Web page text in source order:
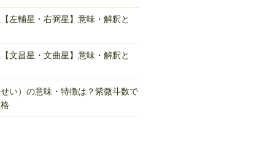
左輔星・右弼星】意味・解釈と
文昌星・文曲星】意味・解釈と
い）の意味・特徴は？紫微斗数で